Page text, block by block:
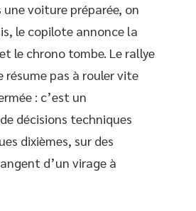
voiture préparée, on
le copilote annonce la
le chrono tombe. Le rallye
résume pas à rouler vite
: c’est un
décisions techniques
dixièmes, sur des
d’un virage à